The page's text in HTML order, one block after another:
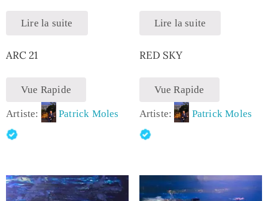
Lire la suite
ARC 21
Vue Rapide
Artiste: Patrick Moles
Lire la suite
RED SKY
Vue Rapide
Artiste: Patrick Moles